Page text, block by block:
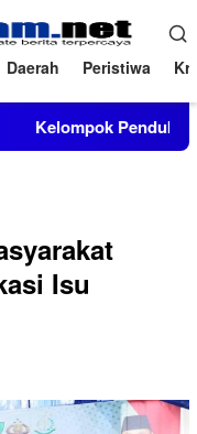
Daerah Peristiwa
Pendukung Moha
Isu